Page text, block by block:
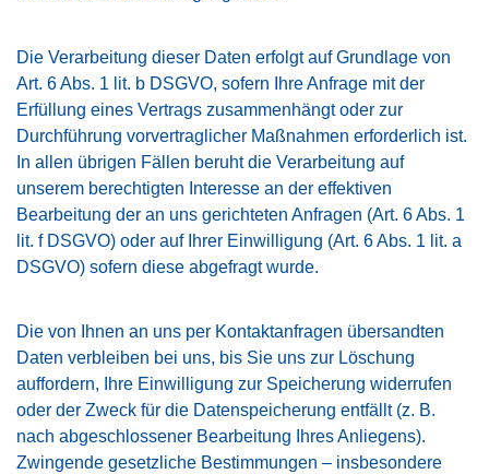
Die Verarbeitung dieser Daten erfolgt auf Grundlage von
Art. 6 Abs. 1 lit. b DSGVO, sofern Ihre Anfrage mit der
Erfüllung eines Vertrags zusammenhängt oder zur
Durchführung vorvertraglicher Maßnahmen erforderlich ist.
In allen übrigen Fällen beruht die Verarbeitung auf
unserem berechtigten Interesse an der effektiven
Bearbeitung der an uns gerichteten Anfragen (Art. 6 Abs. 1
lit. f DSGVO) oder auf Ihrer Einwilligung (Art. 6 Abs. 1 lit. a
DSGVO) sofern diese abgefragt wurde.
Die von Ihnen an uns per Kontaktanfragen übersandten
Daten verbleiben bei uns, bis Sie uns zur Löschung
auffordern, Ihre Einwilligung zur Speicherung widerrufen
oder der Zweck für die Datenspeicherung entfällt (z. B.
nach abgeschlossener Bearbeitung Ihres Anliegens).
Zwingende gesetzliche Bestimmungen – insbesondere